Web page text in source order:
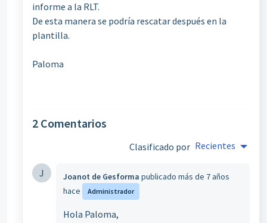
informe a la RLT.
De esta manera se podría rescatar después en la
plantilla.
Paloma
2 Comentarios
Clasificado por Recientes
J Joanot de Gesforma publicado más de 7 años
hace
Administrador
Hola Paloma,